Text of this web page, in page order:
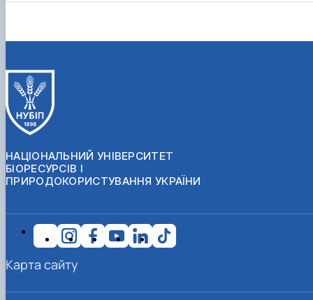
НАЦІОНАЛЬНИЙ УНІВЕРСИТЕТ
БІОРЕСУРСІВ І
ПРИРОДОКОРИСТУВАННЯ УКРАЇНИ
Карта сайту